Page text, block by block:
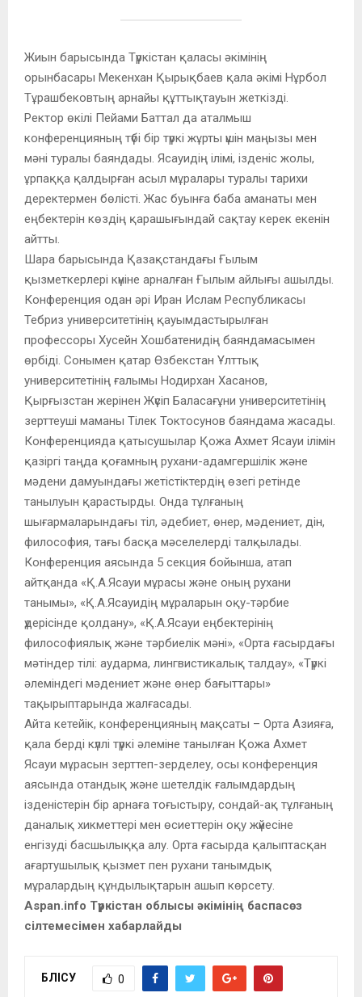
Жиын барысында Түркістан қаласы әкімінің
орынбасары Мекенхан Қырықбаев қала әкімі Нұрбол
Тұрашбековтың арнайы құттықтауын жеткізді.
Ректор өкілі Пейами Баттал да аталмыш
конференцияның түбі бір түркі жұрты үшін маңызы мен
мәні туралы баяндады. Ясауидің ілімі, ізденіс жолы,
ұрпаққа қалдырған асыл мұралары туралы тарихи
деректермен бөлісті. Жас буынға баба аманаты мен
еңбектерін көздің қарашығындай сақтау керек екенін
айтты.
Шара барысында Қазақстандағы Ғылым
қызметкерлері күніне арналған Ғылым айлығы ашылды.
Конференция одан әрі Иран Ислам Республикасы
Тебриз университетінің қауымдастырылған
профессоры Хусейн Хошбатенидің баяндамасымен
өрбіді. Сонымен қатар Өзбекстан Ұлттық
университетінің ғалымы Нодирхан Хасанов,
Қырғызстан жерінен Жүсіп Баласағұни университетінің
зерттеуші маманы Тілек Токтосунов баяндама жасады.
Конференцияда қатысушылар Қожа Ахмет Ясауи ілімін
қазіргі таңда қоғамның рухани-адамгершілік және
мәдени дамуындағы жетістіктердің өзегі ретінде
танылуын қарастырды. Онда тұлғаның
шығармаларындағы тіл, әдебиет, өнер, мәдениет, дін,
философия, тағы басқа мәселелерді талқылады.
Конференция аясында 5 секция бойынша, атап
айтқанда «Қ.А.Ясауи мұрасы және оның рухани
танымы», «Қ.А.Ясауидің мұраларын оқу-тәрбие
үдерісінде қолдану», «Қ.А.Ясауи еңбектерінің
философиялық және тәрбиелік мәні», «Орта ғасырдағы
мәтіндер тілі: аударма, лингвистикалық талдау», «Түркі
әлеміндегі мәдениет және өнер бағыттары»
тақырыптарында жалғасады.
Айта кетейік, конференцияның мақсаты – Орта Азияға,
қала берді күллі түркі әлеміне танылған Қожа Ахмет
Ясауи мұрасын зерттеп-зерделеу, осы конференция
аясында отандық және шетелдік ғалымдардың
ізденістерін бір арнаға тоғыстыру, сондай-ақ тұлғаның
даналық хикметтері мен өсиеттерін оқу жүйесіне
енгізуді басшылыққа алу. Орта ғасырда қалыптасқан
ағартушылық қызмет пен рухани танымдық
мұралардың құндылықтарын ашып көрсету.
Aspan.info Түркістан облысы әкімінің баспасөз
сілтемесімен хабарлайды
БӨЛІСУ 0